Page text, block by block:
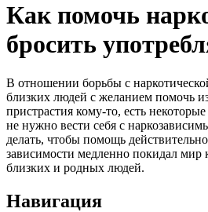
Как помочь
бросить
В отношении борьбы с
близких людей с желанием помочь
пристрастия кому-то, есть
не нужно вести себя с
делать, чтобы помощь
зависимости медленно покидал мир
близких и родных людей.
Навигация